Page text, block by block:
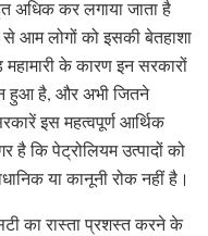
अधिक कर लगाया जाता है
आम लोगों को इसकी बेतहाशा
के कारण इन सरकारों
हुआ है, और अभी जितने
इस महत्वपूर्ण आर्थिक
है कि पेट्रोलियम उत्पादों को
या कानूनी रोक नहीं है।
का रास्ता प्रशस्त करने के